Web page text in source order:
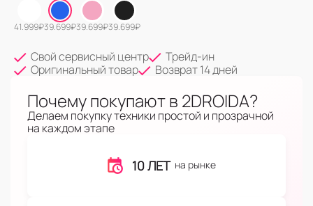
41.999₽39.699₽39.699₽39.699₽
Свой сервисный центр
Трейд-ин
Оригинальный товар
Возврат 14 дней
Почему покупают в 2DROIDA?
Делаем покупку техники простой и прозрачной
на каждом этапе
10 ЛЕТ на рынке